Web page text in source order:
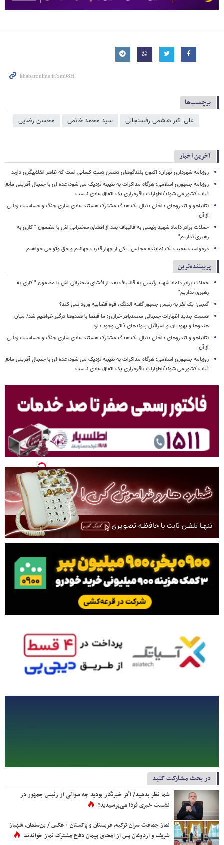
برچسب‌ها
علی اکبر هاشمی رفسنجانی سید محمد خاتمی محسن رضایی
آخرین اخبار
روزنامه شهرداری تهران: اکنون بلندگوهای دشمن دست کسانی است که ظاهر انقلابیگری دارند
روزنامه جمهوری اسلامی: هرگاه مذاکرات به نتیجه نزدیک می شود،عده ای با جنجال آفرینی مانع
ثبات کشور می شوند/اظهارات باقرخرازی یک اتفاق عادی نیست
نتانیاهو و تندروهای داخلی دنبال یک هدف مشترک هستند:عادی سازی جنگ و حساسیت زدایی
از آن
حملات برادر داماد شهید رئیسی به قالیباف بعد از افشای سخنرانی اش با مضمون " کاری به
رهبری نداریم"
درخواست عجیب یک نماینده مجلس: یکی از چهار قدرت جهانیم و حق وتو می خواهیم
پربیننده‌ترین
حملات برادر داماد شهید رئیسی به قالیباف بعد از افشای سخنرانی اش با مضمون " کاری به
رهبری نداریم"
گنجی: یک نفر به رئیس جمهور گفته الدنگ، قوه قضاییه ورود نمی کند؟
قسمت جدید اظهارات جنجالی محمدباقر خرازی؛ ما قطعا با هندوها درگیر خواهیم شد/ میان
هندوها و یهودیان و اسرائیل پیوندهای ذاتی وجود دارد
نتانیاهو و تندروهای داخلی دنبال یک هدف مشترک هستند:عادی سازی جنگ و حساسیت زدایی
از آن
روزنامه جمهوری اسلامی: هرگاه مذاکرات به نتیجه نزدیک می شود،عده ای با جنجال آفرینی مانع
ثبات کشور می شوند/اظهارات باقرخرازی یک اتفاق عادی نیست
در بحث مشارکت کنید
شما نظر بدهید/ اگر خبرنگار بودید چه سوالی از رئیس جمهور در
نشست خبری فردا می‌پرسیدید؟
نماز جماعت سران ترکیه، عربستان و پاکستان + عکس / بن‌سلمان، شهباز
شریف و اردوغان پس از امضای پیمان دفاع مشترک نماز خواندند